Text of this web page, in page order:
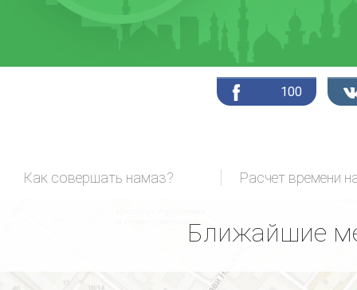
100
Как совершать намаз? Расчет времени
Ближайшие